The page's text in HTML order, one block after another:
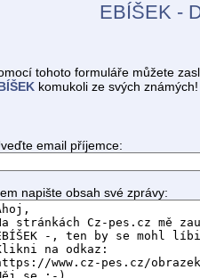
EBÍŠEK -
tohoto formuláře můžete
komukoli ze svých známých!
email příjemce:
napište obsah své zprávy: